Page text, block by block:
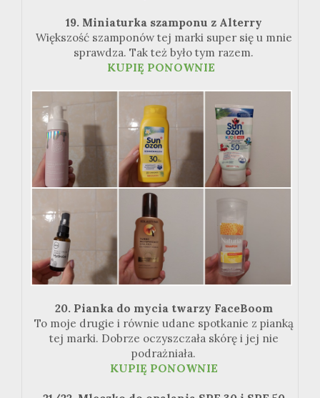
19. Miniaturka szamponu z Alterry
Większość szamponów tej marki super się u mnie
sprawdza. Tak też było tym razem.
KUPIĘ PONOWNIE
20. Pianka do mycia twarzy FaceBoom
To moje drugie i równie udane spotkanie z pianką
tej marki. Dobrze oczyszczała skórę i jej nie
podrażniała.
KUPIĘ PONOWNIE